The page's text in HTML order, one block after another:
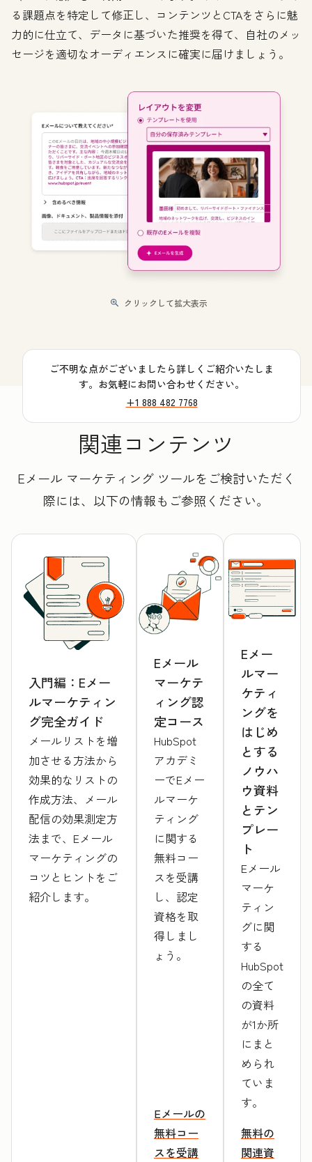
る課題点を特定して修正し、コンテンツとCTAをさらに魅
力的に仕立て、データに基づいた推奨を得て、自社のメッ
セージを適切なオーディエンスに確実に届けましょう。
クリックして拡大表示
ご不明な点がございましたら詳しくご紹介いたしま
す。お気軽にお問い合わせください。
+1 888 482 7768
関連コンテンツ
Eメール マーケティング ツールをご検討いただく
際には、以下の情報もご参照ください。
入門編：Eメー
ルマーケティン
グ完全ガイド
メールリストを増
加させる方法から
効果的なリストの
作成方法、メール
配信の効果測定方
法まで、Eメール
マーケティングの
コツとヒントをご
紹介します。
Eメール
マーケテ
ィング認
定コース
HubSpot
アカデミ
ーでEメー
ルマーケ
ティング
に関する
無料コー
スを受講
し、認定
資格を取
得しまし
ょう。
Eメールの
無料コー
スを受講
Eメー
ルマー
ケティ
ングを
はじめ
とする
ノウハ
ウ資料
とテン
プレー
ト
Eメール
マーケ
ティン
グに関
する
HubSpot
の全て
の資料
が1か所
にまと
められ
ていま
す。
無料の
関連資